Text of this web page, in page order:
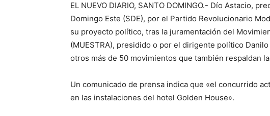
EL NUEVO DIARIO, SANTO DOMINGO.- Dío Astacio,
Domingo Este (SDE), por el Partido Revolucionario
su proyecto político, tras la juramentación del
(MUESTRA), presidido o por el dirigente político
otros más de 50 movimientos que también respaldan
Un comunicado de prensa indica que «el concurrido
en las instalaciones del hotel Golden House».